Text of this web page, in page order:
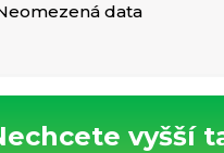
data
vyšší